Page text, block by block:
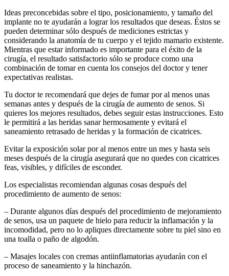
Ideas preconcebidas sobre el tipo, posicionamiento, y tamaño del
implante no te ayudarán a lograr los resultados que deseas. Éstos se
pueden determinar sólo después de mediciones estrictas y
considerando la anatomía de tu cuerpo y el tejido mamario existente.
Mientras que estar informado es importante para el éxito de la
cirugía, el resultado satisfactorio sólo se produce como una
combinación de tomar en cuenta los consejos del doctor y tener
expectativas realistas.
Tu doctor te recomendará que dejes de fumar por al menos unas
semanas antes y después de la cirugía de aumento de senos. Si
quieres los mejores resultados, debes seguir estas instrucciones. Esto
le permitirá a las heridas sanar hermosamente y evitará el
saneamiento retrasado de heridas y la formación de cicatrices.
Evitar la exposición solar por al menos entre un mes y hasta seis
meses después de la cirugía asegurará que no quedes con cicatrices
feas, visibles, y difíciles de esconder.
Los especialistas recomiendan algunas cosas después del
procedimiento de aumento de senos:
– Durante algunos días después del procedimiento de mejoramiento
de senos, usa un paquete de hielo para reducir la inflamación y la
incomodidad, pero no lo apliques directamente sobre tu piel sino en
una toalla o paño de algodón.
– Masajes locales con cremas antiinflamatorias ayudarán con el
proceso de saneamiento y la hinchazón.